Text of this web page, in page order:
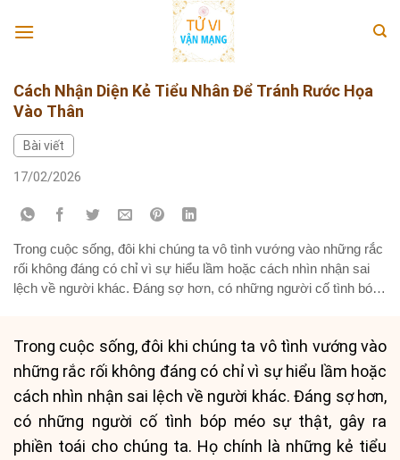
Cách Nhận Diện Kẻ Tiểu Nhân Để Tránh Rước Họa
Vào Thân
Bài viết
17/02/2026
Trong cuộc sống, đôi khi chúng ta vô tình vướng vào những rắc
rối không đáng có chỉ vì sự hiểu lầm hoặc cách nhìn nhận sai
lệch về người khác. Đáng sợ hơn, có những người cố tình bóp
Trong cuộc sống, đôi khi chúng ta vô tình vướng vào
những rắc rối không đáng có chỉ vì sự hiểu lầm hoặc
cách nhìn nhận sai lệch về người khác. Đáng sợ hơn,
có những người cố tình bóp méo sự thật, gây ra
phiền toái cho chúng ta. Họ chính là những kẻ tiểu